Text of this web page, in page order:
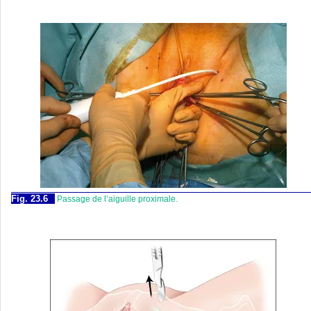
Fig. 23.6 Passage de l’aiguille proximale.